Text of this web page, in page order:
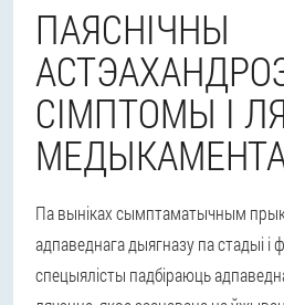
ПАЯСНІЧНЫ
СІМПТОМЫ І
Па выніках сымптаматычным
адпаведнага дыягназу па стадыі
спецыялісты падбіраюць